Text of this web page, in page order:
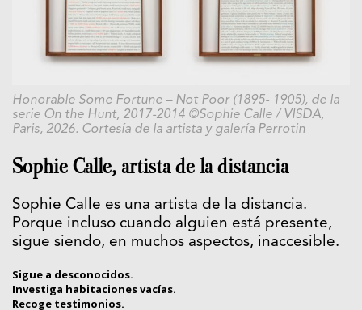
Honorable Some Fortune – Not Poor (1895- 1905), de la
serie On the Hunt, 2017-2014 ©Sophie Calle / VISDA,
Paris, 2026. Cortesía de la artista y galería Perrotin
Sophie Calle, artista de la distancia
Sophie Calle es una artista de la distancia.
Porque incluso cuando alguien está presente,
sigue siendo, en muchos aspectos, inaccesible.
Sigue a desconocidos.
Investiga habitaciones vacías.
Recoge testimonios.